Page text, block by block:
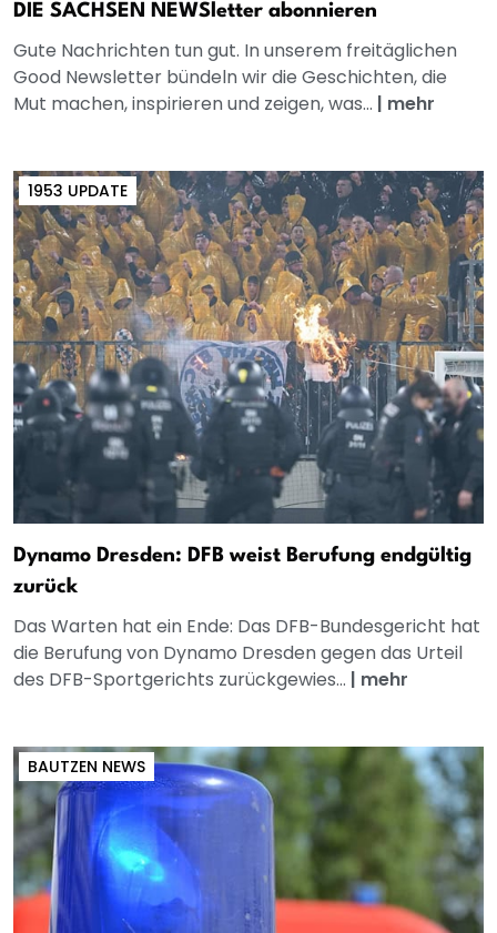
DIE SACHSEN NEWSletter abonnieren
Gute Nachrichten tun gut. In unserem freitäglichen
Good Newsletter bündeln wir die Geschichten, die
Mut machen, inspirieren und zeigen, was... | mehr
1953 UPDATE
Dynamo Dresden: DFB weist Berufung endgültig
zurück
Das Warten hat ein Ende: Das DFB-Bundesgericht hat
die Berufung von Dynamo Dresden gegen das Urteil
des DFB-Sportgerichts zurückgewies... | mehr
BAUTZEN NEWS